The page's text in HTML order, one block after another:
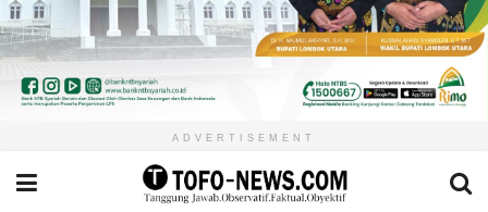
ADVERTISEMENT